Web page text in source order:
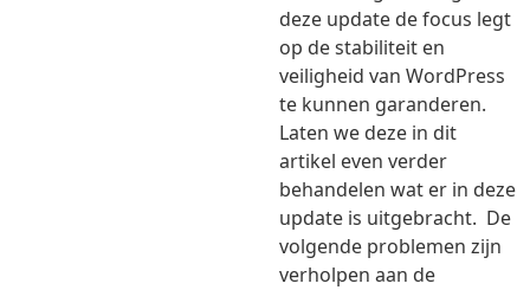
deze update de focus legt
op de stabiliteit en
veiligheid van WordPress
te kunnen garanderen.
Laten we deze in dit
artikel even verder
behandelen wat er in deze
update is uitgebracht. De
volgende problemen zijn
verholpen aan de